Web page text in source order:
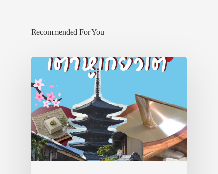
Recommended For You
ทัวร์
สาระน่ารู้
VIDEO
ภาพประทับใจ